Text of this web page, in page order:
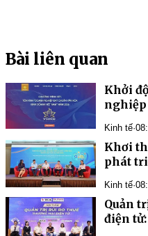
Bài liên quan
Khởi
nghiệp
Kinh tế·
Khơi
phát
Kinh tế·
Quản
điện